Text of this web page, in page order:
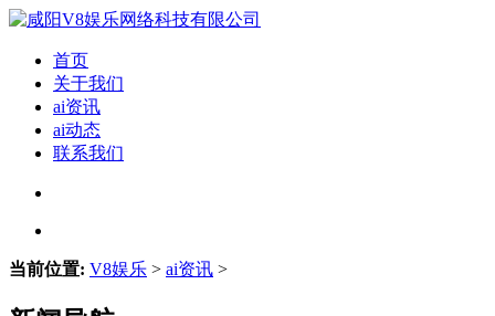
首页
关于我们
ai资讯
ai动态
联系我们
当前位置: V8娱乐 > ai资讯 >